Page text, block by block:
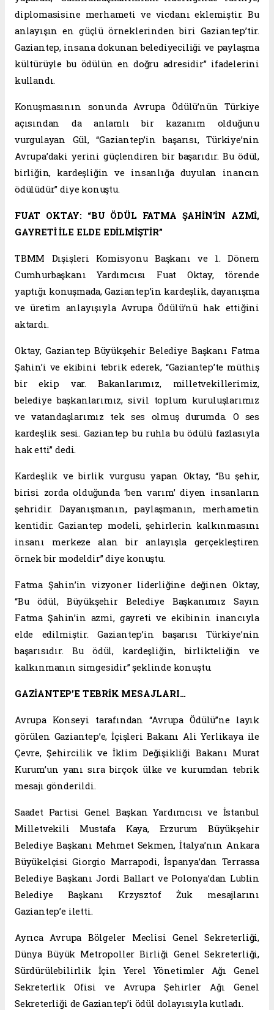
diplomasisine merhameti ve vicdanı eklemiştir. Bu
anlayışın en güçlü örneklerinden biri Gaziantep’tir.
Gaziantep, insana dokunan belediyeciliği ve paylaşma
kültürüyle bu ödülün en doğru adresidir” ifadelerini
kullandı.
Konuşmasının sonunda Avrupa Ödülü’nün Türkiye
açısından da anlamlı bir kazanım olduğunu
vurgulayan Gül, “Gaziantep’in başarısı, Türkiye’nin
Avrupa’daki yerini güçlendiren bir başarıdır. Bu ödül,
birliğin, kardeşliğin ve insanlığa duyulan inancın
ödülüdür” diye konuştu.
FUAT OKTAY: “BU ÖDÜL FATMA ŞAHİN’İN AZMİ,
GAYRETİ İLE ELDE EDİLMİŞTİR”
TBMM Dışişleri Komisyonu Başkanı ve 1. Dönem
Cumhurbaşkanı Yardımcısı Fuat Oktay, törende
yaptığı konuşmada, Gaziantep’in kardeşlik, dayanışma
ve üretim anlayışıyla Avrupa Ödülü’nü hak ettiğini
aktardı.
Oktay, Gaziantep Büyükşehir Belediye Başkanı Fatma
Şahin’i ve ekibini tebrik ederek, “Gaziantep’te müthiş
bir ekip var. Bakanlarımız, milletvekillerimiz,
belediye başkanlarımız, sivil toplum kuruluşlarımız
ve vatandaşlarımız tek ses olmuş durumda. O ses
kardeşlik sesi. Gaziantep bu ruhla bu ödülü fazlasıyla
hak etti” dedi.
Kardeşlik ve birlik vurgusu yapan Oktay, “Bu şehir,
birisi zorda olduğunda ‘ben varım’ diyen insanların
şehridir. Dayanışmanın, paylaşmanın, merhametin
kentidir. Gaziantep modeli, şehirlerin kalkınmasını
insanı merkeze alan bir anlayışla gerçekleştiren
örnek bir modeldir” diye konuştu.
Fatma Şahin’in vizyoner liderliğine değinen Oktay,
“Bu ödül, Büyükşehir Belediye Başkanımız Sayın
Fatma Şahin’in azmi, gayreti ve ekibinin inancıyla
elde edilmiştir. Gaziantep’in başarısı Türkiye’nin
başarısıdır. Bu ödül, kardeşliğin, birlikteliğin ve
kalkınmanın simgesidir” şeklinde konuştu.
GAZİANTEP’E TEBRİK MESAJLARI…
Avrupa Konseyi tarafından “Avrupa Ödülü”ne layık
görülen Gaziantep’e, İçişleri Bakanı Ali Yerlikaya ile
Çevre, Şehircilik ve İklim Değişikliği Bakanı Murat
Kurum’un yanı sıra birçok ülke ve kurumdan tebrik
mesajı gönderildi.
Saadet Partisi Genel Başkan Yardımcısı ve İstanbul
Milletvekili Mustafa Kaya, Erzurum Büyükşehir
Belediye Başkanı Mehmet Sekmen, İtalya’nın Ankara
Büyükelçisi Giorgio Marrapodi, İspanya’dan Terrassa
Belediye Başkanı Jordi Ballart ve Polonya’dan Lublin
Belediye Başkanı Krzysztof Żuk mesajlarını
Gaziantep’e iletti.
Ayrıca Avrupa Bölgeler Meclisi Genel Sekreterliği,
Dünya Büyük Metropoller Birliği Genel Sekreterliği,
Sürdürülebilirlik İçin Yerel Yönetimler Ağı Genel
Sekreterlik Ofisi ve Avrupa Şehirler Ağı Genel
Sekreterliği de Gaziantep’i ödül dolayısıyla kutladı.